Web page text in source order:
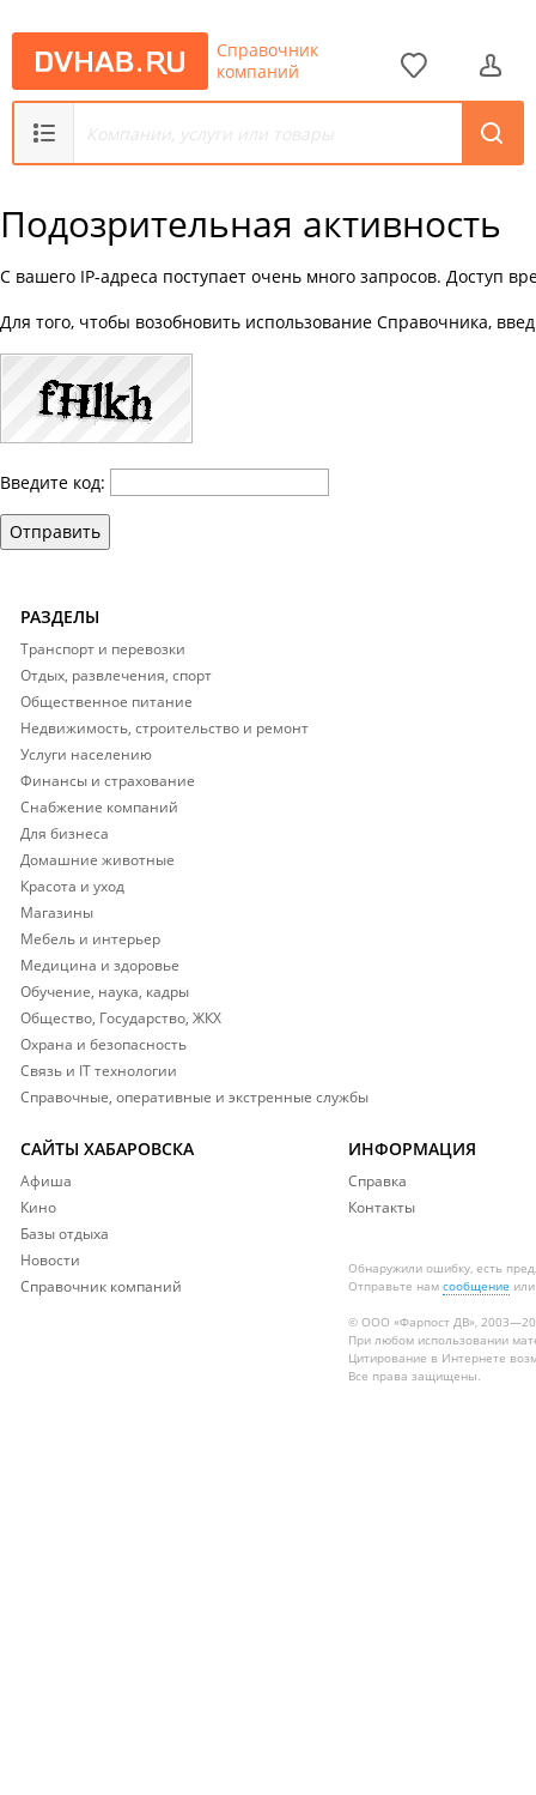
Справочник
компаний
Подозрительная активность
С вашего IP-адреса поступает очень много запросов. Доступ
Для того, чтобы возобновить использование Справочника,
Введите код:
Отправить
РАЗДЕЛЫ
Транспорт и перевозки
Отдых, развлечения, спорт
Общественное питание
Недвижимость, строительство и ремонт
Услуги населению
Финансы и страхование
Снабжение компаний
Для бизнеса
Домашние животные
Красота и уход
Магазины
Мебель и интерьер
Медицина и здоровье
Обучение, наука, кадры
Общество, Государство, ЖКХ
Охрана и безопасность
Связь и IT технологии
Справочные, оперативные и экстренные службы
САЙТЫ ХАБАРОВСКА
Афиша
Кино
Базы отдыха
Новости
Справочник компаний
ИНФОРМАЦИЯ
Справка
Контакты
Обнаружили ошибку, есть
Отправьте нам сообщение
© ООО «Фарпост ДВ»,
При любом использовании
Цитирование в Интернете
Все права защищены.